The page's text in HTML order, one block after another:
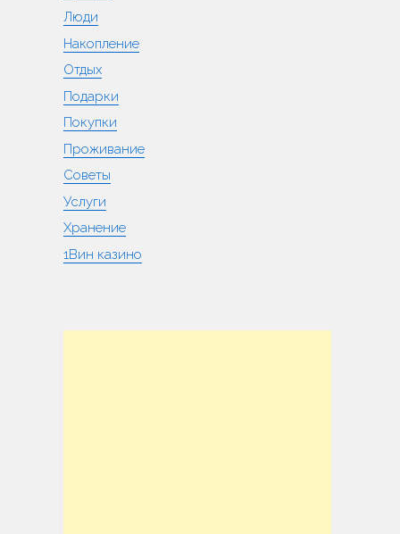
Люди
Накопление
Отдых
Подарки
Покупки
Проживание
Советы
Услуги
Хранение
1Вин казино